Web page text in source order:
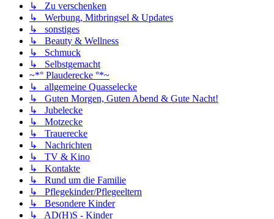
↳ Zu verschenken
↳ Werbung, Mitbringsel & Updates
↳ sonstiges
↳ Beauty & Wellness
↳ Schmuck
↳ Selbstgemacht
~*° Plauderecke °*~
↳ allgemeine Quasselecke
↳ Guten Morgen, Guten Abend & Gute Nacht!
↳ Jubelecke
↳ Motzecke
↳ Trauerecke
↳ Nachrichten
↳ TV & Kino
↳ Kontakte
↳ Rund um die Familie
↳ Pflegekinder/Pflegeeltern
↳ Besondere Kinder
↳ AD(H)S - Kinder